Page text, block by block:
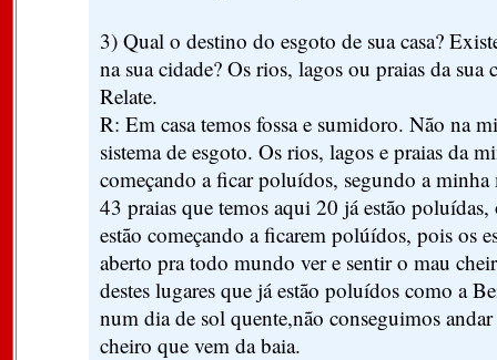
3) Qual o destino do esgoto de sua casa?
na sua cidade? Os rios, lagos ou praias da sua
Relate.
R: Em casa temos fossa e sumidoro. Não na
sistema de esgoto. Os rios, lagos e praias da
começando a ficar poluídos, segundo a minha
43 praias que temos aqui 20 já estão poluídas,
estão começando a ficarem polúídos, pois os
aberto pra todo mundo ver e sentir o mau
destes lugares que já estão poluídos como a
num dia de sol quente,não conseguimos
cheiro que vem da baia.